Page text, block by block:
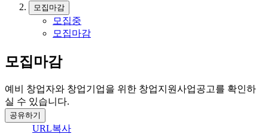
모집마감
모집중
모집마감
모집마감
예비 창업자와 창업기업을 위한 창업지원사업공고를 확인하
실 수 있습니다.
공유하기
URL복사